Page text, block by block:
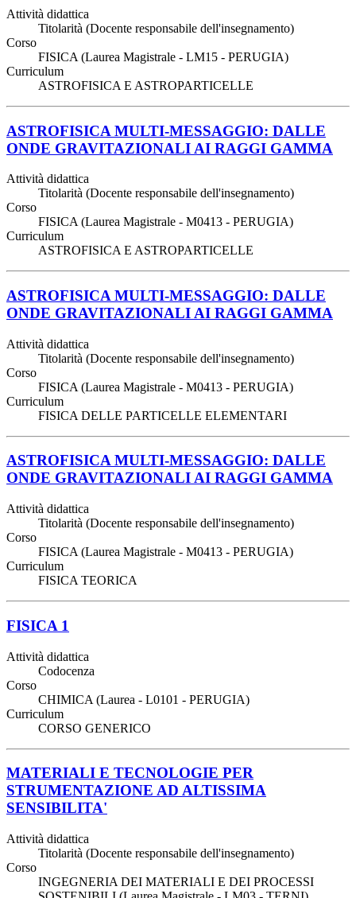
Attività didattica
Titolarità (Docente responsabile dell'insegnamento)
Corso
FISICA (Laurea Magistrale - LM15 - PERUGIA)
Curriculum
ASTROFISICA E ASTROPARTICELLE
ASTROFISICA MULTI-MESSAGGIO: DALLE
ONDE GRAVITAZIONALI AI RAGGI GAMMA
Attività didattica
Titolarità (Docente responsabile dell'insegnamento)
Corso
FISICA (Laurea Magistrale - M0413 - PERUGIA)
Curriculum
ASTROFISICA E ASTROPARTICELLE
ASTROFISICA MULTI-MESSAGGIO: DALLE
ONDE GRAVITAZIONALI AI RAGGI GAMMA
Attività didattica
Titolarità (Docente responsabile dell'insegnamento)
Corso
FISICA (Laurea Magistrale - M0413 - PERUGIA)
Curriculum
FISICA DELLE PARTICELLE ELEMENTARI
ASTROFISICA MULTI-MESSAGGIO: DALLE
ONDE GRAVITAZIONALI AI RAGGI GAMMA
Attività didattica
Titolarità (Docente responsabile dell'insegnamento)
Corso
FISICA (Laurea Magistrale - M0413 - PERUGIA)
Curriculum
FISICA TEORICA
FISICA 1
Attività didattica
Codocenza
Corso
CHIMICA (Laurea - L0101 - PERUGIA)
Curriculum
CORSO GENERICO
MATERIALI E TECNOLOGIE PER
STRUMENTAZIONE AD ALTISSIMA
SENSIBILITA'
Attività didattica
Titolarità (Docente responsabile dell'insegnamento)
Corso
INGEGNERIA DEI MATERIALI E DEI PROCESSI